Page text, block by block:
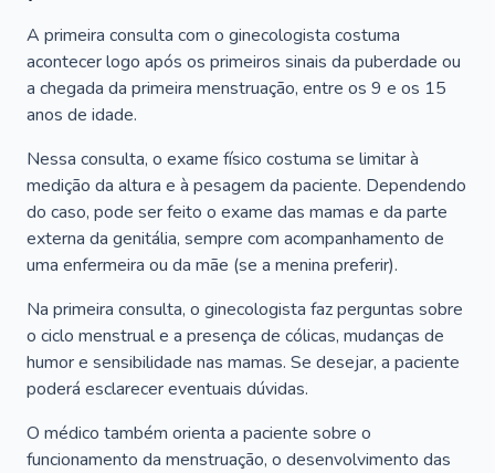
A primeira consulta com o ginecologista costuma
acontecer logo após os primeiros sinais da puberdade ou
a chegada da primeira menstruação, entre os 9 e os 15
anos de idade.
Nessa consulta, o exame físico costuma se limitar à
medição da altura e à pesagem da paciente. Dependendo
do caso, pode ser feito o exame das mamas e da parte
externa da genitália, sempre com acompanhamento de
uma enfermeira ou da mãe (se a menina preferir).
Na primeira consulta, o ginecologista faz perguntas sobre
o ciclo menstrual e a presença de cólicas, mudanças de
humor e sensibilidade nas mamas. Se desejar, a paciente
poderá esclarecer eventuais dúvidas.
O médico também orienta a paciente sobre o
funcionamento da menstruação, o desenvolvimento das